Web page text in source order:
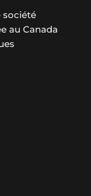
société
au Canada